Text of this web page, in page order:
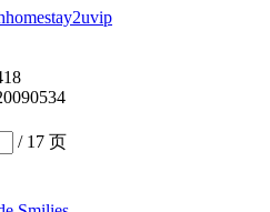
20090534
/ 17 页